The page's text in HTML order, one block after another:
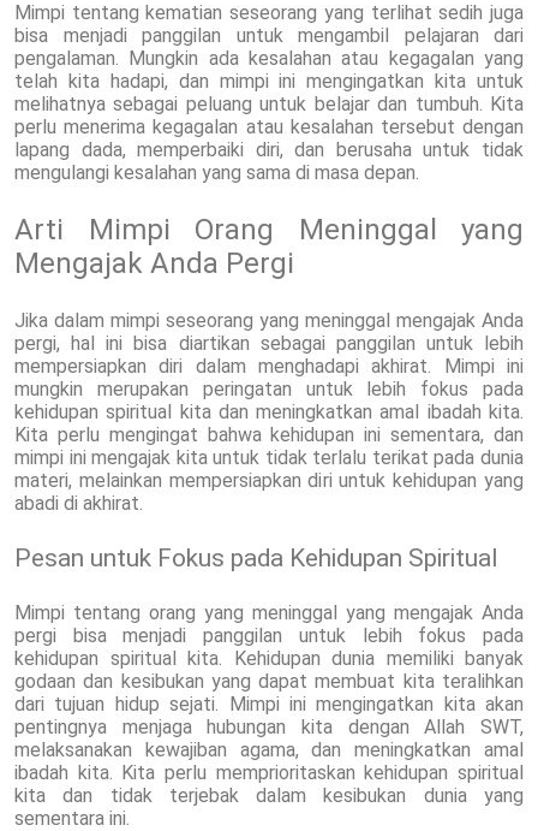
Mimpi tentang kematian seseorang yang terlihat sedih juga
bisa menjadi panggilan untuk mengambil pelajaran dari
pengalaman. Mungkin ada kesalahan atau kegagalan yang
telah kita hadapi, dan mimpi ini mengingatkan kita untuk
melihatnya sebagai peluang untuk belajar dan tumbuh. Kita
perlu menerima kegagalan atau kesalahan tersebut dengan
lapang dada, memperbaiki diri, dan berusaha untuk tidak
mengulangi kesalahan yang sama di masa depan.
Arti Mimpi Orang Meninggal yang
Mengajak Anda Pergi
Jika dalam mimpi seseorang yang meninggal mengajak Anda
pergi, hal ini bisa diartikan sebagai panggilan untuk lebih
mempersiapkan diri dalam menghadapi akhirat. Mimpi ini
mungkin merupakan peringatan untuk lebih fokus pada
kehidupan spiritual kita dan meningkatkan amal ibadah kita.
Kita perlu mengingat bahwa kehidupan ini sementara, dan
mimpi ini mengajak kita untuk tidak terlalu terikat pada dunia
materi, melainkan mempersiapkan diri untuk kehidupan yang
abadi di akhirat.
Pesan untuk Fokus pada Kehidupan Spiritual
Mimpi tentang orang yang meninggal yang mengajak Anda
pergi bisa menjadi panggilan untuk lebih fokus pada
kehidupan spiritual kita. Kehidupan dunia memiliki banyak
godaan dan kesibukan yang dapat membuat kita teralihkan
dari tujuan hidup sejati. Mimpi ini mengingatkan kita akan
pentingnya menjaga hubungan kita dengan Allah SWT,
melaksanakan kewajiban agama, dan meningkatkan amal
ibadah kita. Kita perlu memprioritaskan kehidupan spiritual
kita dan tidak terjebak dalam kesibukan dunia yang
sementara ini.